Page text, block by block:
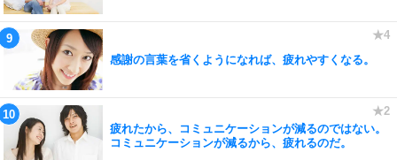
感謝の言葉を省くようになれば、疲れやすくなる。
疲れたから、コミュニケーションが減るのではない。
コミュニケーションが減るから、疲れるのだ。